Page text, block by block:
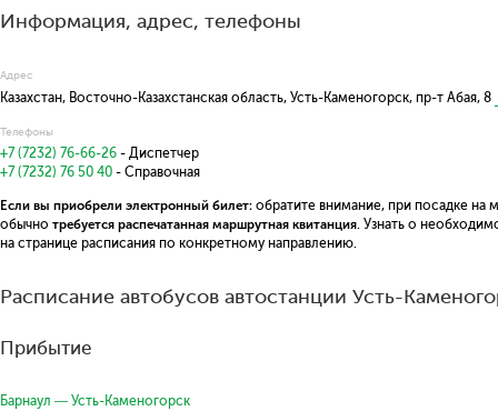
Информация, адрес, телефоны
Адрес
Казахстан, Восточно-Казахстанская область, Усть-Каменогорск, пр-т Абая, 8
Телефоны
+7 (7232) 76-66-26 - Диспетчер
+7 (7232) 76 50 40 - Справочная
Если вы приобрели электронный билет: обратите внимание, при посадке
обычно требуется распечатанная маршрутная квитанция. Узнать о
на странице расписания по конкретному направлению.
Расписание автобусов автостанции Усть-
Прибытие
Барнаул — Усть-Каменогорск